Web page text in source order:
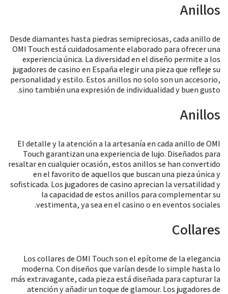
Anillos
Desde diamantes hasta piedras semipreciosas, cada anillo de
OMI Touch está cuidadosamente elaborado para ofrecer una
experiencia única. La diversidad en el diseño permite a los
jugadores de casino en España elegir una pieza que refleje su
personalidad y estilo. Estos anillos no solo son un accesorio,
sino también una expresión de individualidad y buen gusto.
Anillos
El detalle y la atención a la artesanía en cada anillo de OMI
Touch garantizan una experiencia de lujo. Diseñados para
resaltar en cualquier ocasión, estos anillos se han convertido
en el favorito de aquellos que buscan una pieza única y
sofisticada. Los jugadores de casino aprecian la versatilidad y
la capacidad de estos anillos para complementar su
vestimenta, ya sea en el casino o en eventos sociales.
Collares
Los collares de OMI Touch son el epítome de la elegancia
moderna. Con diseños que varían desde lo simple hasta lo
más extravagante, cada pieza está diseñada para capturar la
atención y añadir un toque de glamour. Los jugadores de